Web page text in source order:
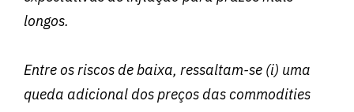
longos.
Entre os riscos de baixa, ressaltam-se (i) uma
queda adicional dos preços das commodities